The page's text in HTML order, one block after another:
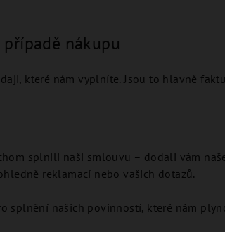
nákupu
které nám vyplníte. Jsou to hlavně
splnili naši smlouvu – dodali vám
reklamací nebo vašich dotazů.
splnění našich povinností, které nám